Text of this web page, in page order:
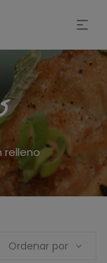
relleno
Ordenar por